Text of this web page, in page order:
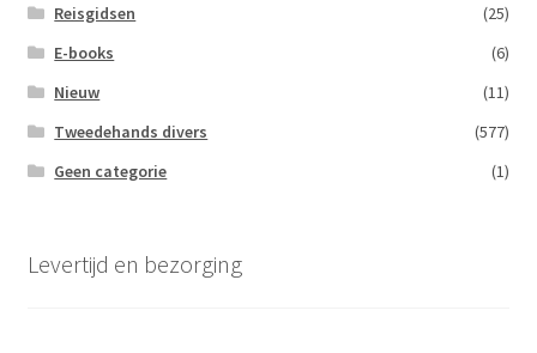
Reisgidsen
(25)
E-books
(6)
Nieuw
(11)
Tweedehands divers
(577)
Geen categorie
(1)
Levertijd en bezorging